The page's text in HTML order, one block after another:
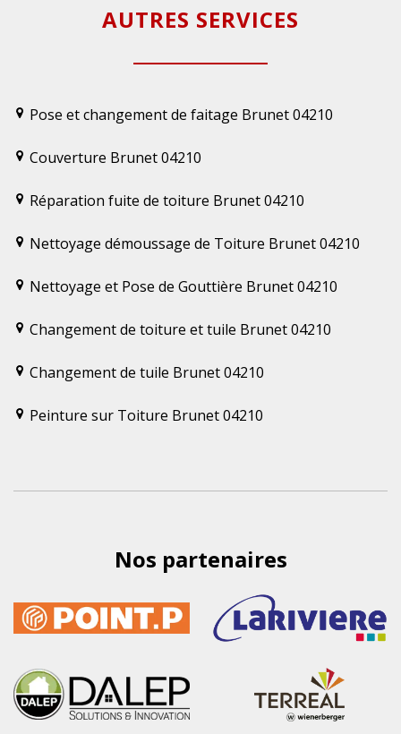
AUTRES SERVICES
Pose et changement de faitage Brunet 04210
Couverture Brunet 04210
Réparation fuite de toiture Brunet 04210
Nettoyage démoussage de Toiture Brunet 04210
Nettoyage et Pose de Gouttière Brunet 04210
Changement de toiture et tuile Brunet 04210
Changement de tuile Brunet 04210
Peinture sur Toiture Brunet 04210
Nos partenaires